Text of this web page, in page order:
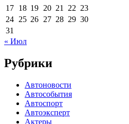
17 18 19 20 21 22 23
24 25 26 27 28 29 30
31
« Июл
Рубрики
Автоновости
Автособытия
Автоспорт
Автоэксперт
Актеры